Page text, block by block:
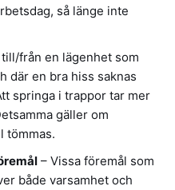
så länge inte
från en lägenhet som
där en bra hiss saknas
springa i trappor tar mer
gäller om
tömmas.
– Vissa föremål som
både varsamhet och